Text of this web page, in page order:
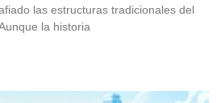
las estructuras tradicionales del
la historia